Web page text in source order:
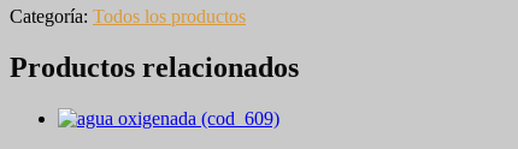
Categoría: Todos los productos
Productos relacionados